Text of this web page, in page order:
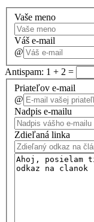
Vaše meno
Váš e-mail
@
Antispam: 1 + 2 =
Priateľov e-mail
@
Nadpis e-mailu
Zdieľaná linka